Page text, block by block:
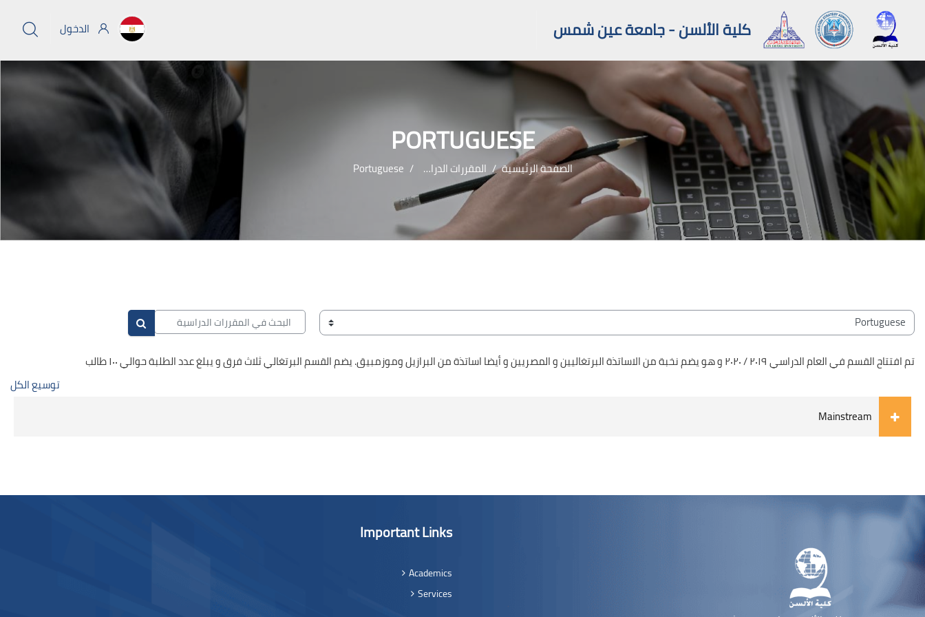
كلية الألسن - جامعة عين شمس الدخول
PORTUGUESE
الصفحة الرئيسية المقررات الدراسية Portuguese
الكتل
تصنيفات المقررات
البحث في المقررات الدراسية
البحث في المقررات الدراسية
تم افتتاح القسم في العام الدراسي ٢٠١٩ / ٢٠٢٠ و هو يضم نخبة من الاساتذة البرتغاليين و المصريين و أيضا اساتذة من البرازيل وموزمبيق. يضم القسم البرتغالي ثلاث فرق و يبلغ عدد الطلبة حوالي ١٠٠ طالب
توسيع الكل
Mainstream
الكتل
الكتل
Important Links
Academics
Services